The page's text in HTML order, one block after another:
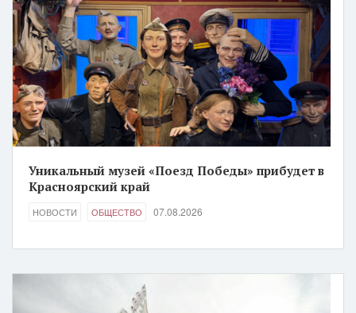
Уникальный музей «Поезд Победы» прибудет в
Красноярский край
НОВОСТИ ОБЩЕСТВО 07.08.2026